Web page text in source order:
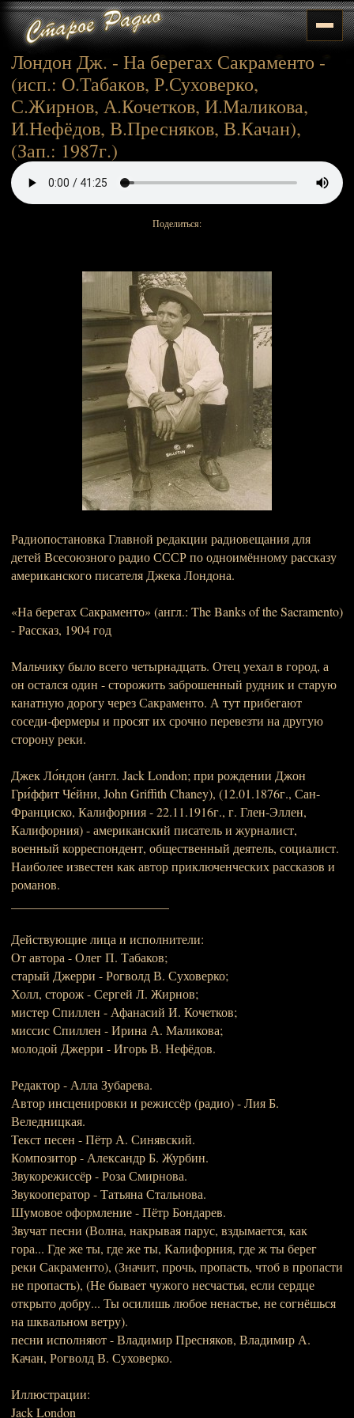
Лондон Дж. - На берегах Сакраменто -
(исп.: О.Табаков, Р.Суховерко,
С.Жирнов, А.Кочетков, И.Маликова,
И.Нефёдов, В.Пресняков, В.Качан),
(Зап.: 1987г.)
Поделиться:
Радиопостановка Главной редакции радиовещания для
детей Всесоюзного радио СССР по одноимённому рассказу
американского писателя Джека Лондона.
«На берегах Сакраменто» (англ.: The Banks of the Sacramento)
- Рассказ, 1904 год
Мальчику было всего четырнадцать. Отец уехал в город, а
он остался один - сторожить заброшенный рудник и старую
канатную дорогу через Сакраменто. А тут прибегают
соседи-фермеры и просят их срочно перевезти на другую
сторону реки.
Джек Ло́ндон (англ. Jack London; при рождении Джон
Гри́ффит Че́йни, John Griffith Chaney), (12.01.1876г., Сан-
Франциско, Калифорния - 22.11.1916г., г. Глен-Эллен,
Калифорния) - американский писатель и журналист,
военный корреспондент, общественный деятель, социалист.
Наиболее известен как автор приключенческих рассказов и
романов.
Действующие лица и исполнители:
От автора - Олег П. Табаков;
старый Джерри - Рогволд В. Суховерко;
Холл, сторож - Сергей Л. Жирнов;
мистер Спиллен - Афанасий И. Кочетков;
миссис Спиллен - Ирина А. Маликова;
молодой Джерри - Игорь В. Нефёдов.
Редактор - Алла Зубарева.
Автор инсценировки и режиссёр (радио) - Лия Б.
Веледницкая.
Текст песен - Пётр А. Синявский.
Композитор - Александр Б. Журбин.
Звукорежиссёр - Роза Смирнова.
Звукооператор - Татьяна Стальнова.
Шумовое оформление - Пётр Бондарев.
Звучат песни (Волна, накрывая парус, вздымается, как
гора... Где же ты, где же ты, Калифорния, где ж ты берег
реки Сакраменто), (Значит, прочь, пропасть, чтоб в пропасти
не пропасть), (Не бывает чужого несчастья, если сердце
открыто добру... Ты осилишь любое ненастье, не согнёшься
на шквальном ветру).
песни исполняют - Владимир Пресняков, Владимир А.
Качан, Рогволд В. Суховерко.
Иллюстрации:
Jack London